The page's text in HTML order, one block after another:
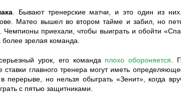
над
. Бывают тренерские матчи, и это один из
Матео вышел во втором тайме и забил, но
Чемпионы приехали, чтобы выиграть и обойти
более зрелая команда.
урок, его команда плохо обороняется .
ставки главного тренера могут иметь
перерыве, но нельзя обыграть «Зенит», когда
с пятью защитниками.